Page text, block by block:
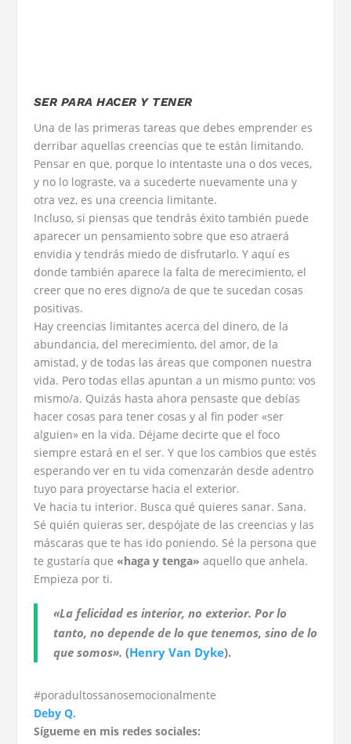
SER PARA HACER Y TENER
Una de las primeras tareas que debes emprender es
derribar aquellas creencias que te están limitando.
Pensar en que, porque lo intentaste una o dos veces,
y no lo lograste, va a sucederte nuevamente una y
otra vez, es una creencia limitante.
Incluso, si piensas que tendrás éxito también puede
aparecer un pensamiento sobre que eso atraerá
envidia y tendrás miedo de disfrutarlo. Y aquí es
donde también aparece la falta de merecimiento, el
creer que no eres digno/a de que te sucedan cosas
positivas.
Hay creencias limitantes acerca del dinero, de la
abundancia, del merecimiento, del amor, de la
amistad, y de todas las áreas que componen nuestra
vida. Pero todas ellas apuntan a un mismo punto: vos
mismo/a. Quizás hasta ahora pensaste que debías
hacer cosas para tener cosas y al fin poder «ser
alguien» en la vida. Déjame decirte que el foco
siempre estará en el ser. Y que los cambios que estés
esperando ver en tu vida comenzarán desde adentro
tuyo para proyectarse hacia el exterior.
Ve hacia tu interior. Busca qué quieres sanar. Sana.
Sé quién quieras ser, despójate de las creencias y las
máscaras que te has ido poniendo. Sé la persona que
te gustaría que «haga y tenga» aquello que anhela.
Empieza por ti.
«La felicidad es interior, no exterior. Por lo
tanto, no depende de lo que tenemos, sino de lo
que somos». (Henry Van Dyke).
#poradultossanosemocionalmente
Deby Q.
Sígueme en mis redes sociales: